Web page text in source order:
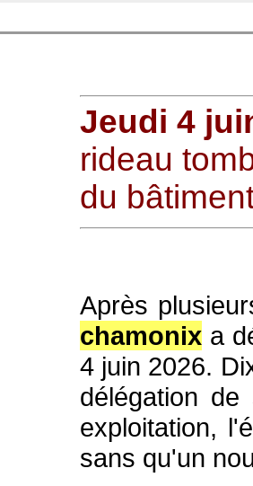
Jeudi 4
rideau
du
Après
chamonixa
4 juin 2026.
délégation
exploitation,
sans qu'un